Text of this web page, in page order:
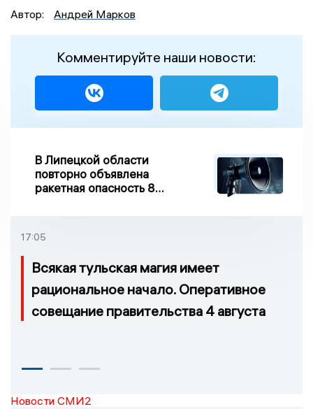
Автор:
Андрей Марков
Комментируйте наши новости:
В Липецкой области
повторно объявлена
ракетная опасность 8
17:05
Всякая тульская магия имеет
рациональное начало. Оперативное
совещание правительства 4 августа
Новости СМИ2